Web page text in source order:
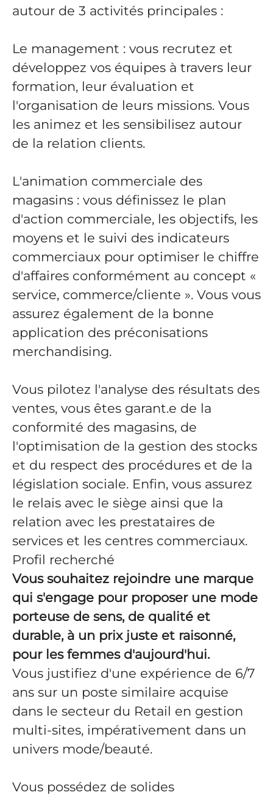
autour de 3 activités principales :
Le management : vous recrutez et
développez vos équipes à travers leur
formation, leur évaluation et
l'organisation de leurs missions. Vous
les animez et les sensibilisez autour
de la relation clients.
L'animation commerciale des
magasins : vous définissez le plan
d'action commerciale, les objectifs, les
moyens et le suivi des indicateurs
commerciaux pour optimiser le chiffre
d'affaires conformément au concept «
service, commerce/cliente ». Vous vous
assurez également de la bonne
application des préconisations
merchandising.
Vous pilotez l'analyse des résultats des
ventes, vous êtes garant.e de la
conformité des magasins, de
l'optimisation de la gestion des stocks
et du respect des procédures et de la
législation sociale. Enfin, vous assurez
le relais avec le siège ainsi que la
relation avec les prestataires de
services et les centres commerciaux.
Profil recherché
Vous souhaitez rejoindre une marque
qui s'engage pour proposer une mode
porteuse de sens, de qualité et
durable, à un prix juste et raisonné,
pour les femmes d'aujourd'hui.
Vous justifiez d'une expérience de 6/7
ans sur un poste similaire acquise
dans le secteur du Retail en gestion
multi-sites, impérativement dans un
univers mode/beauté.
Vous possédez de solides